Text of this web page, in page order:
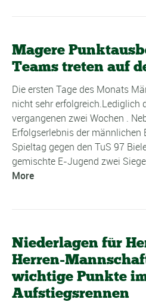
Magere
Teams treten auf
Die ersten Tage des Monats
nicht sehr erfolgreich.Lediglich
vergangenen zwei Wochen .
Erfolgserlebnis der
Spieltag gegen den TuS 97
gemischte E-Jugend zwei
More
Niederlagen für
Herren-
wichtige Punkte
Aufstiegsrennen